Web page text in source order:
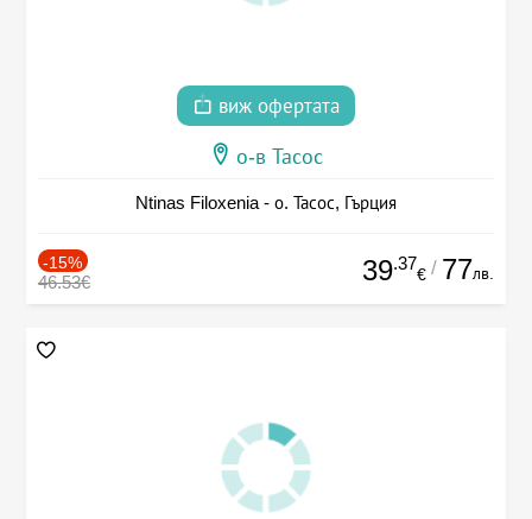
виж офертата
о-в Тасос
Ntinas Filoxenia - о. Тасос, Гърция
-15%
46.53€ 39.37
€ / 77лв.